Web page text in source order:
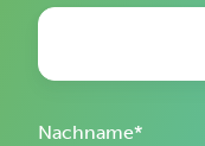
Nachname*